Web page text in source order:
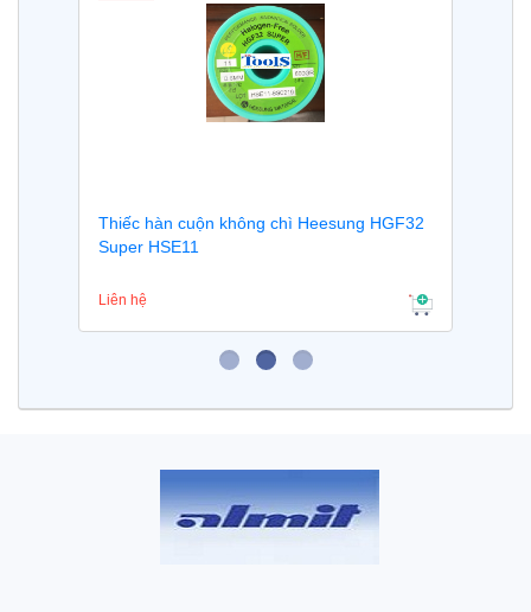
Thiếc hàn cuộn không chì Heesung HGF32
Super HSE11
Liên hệ